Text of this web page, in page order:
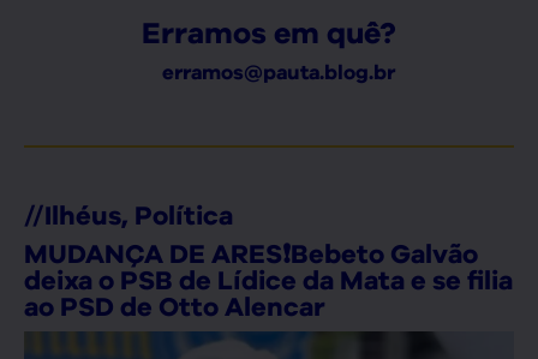
Erramos em quê?
erramos@pauta.blog.br
//Ilhéus, Política
MUDANÇA DE ARES❗Bebeto Galvão
deixa o PSB de Lídice da Mata e se filia
ao PSD de Otto Alencar